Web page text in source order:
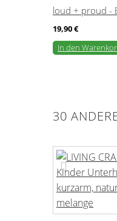
loud + proud -
19,90 €
In den
30